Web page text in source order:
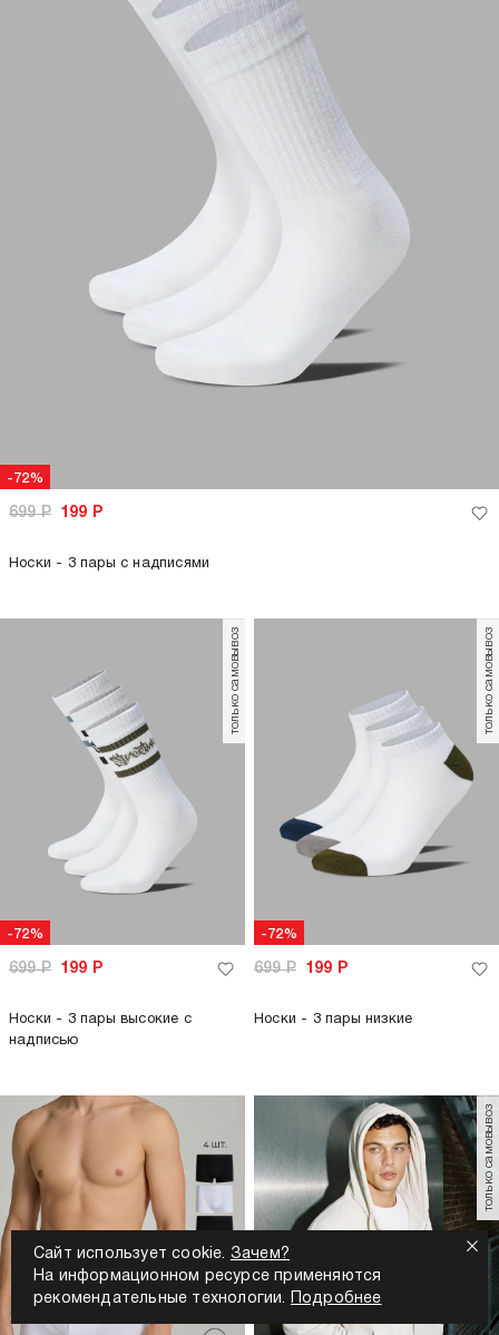
-72%
699Р 199 Р
Носки - 3 пары с надписями
-72%
только самовывоз
699Р 199 Р
Носки - 3 пары высокие с
надписью
-72%
только самовывоз
699Р 199 Р
Носки - 3 пары низкие
только самовывоз
Сайт использует cookie. Зачем?
На информационном ресурсе применяются
рекомендательные технологии.
Подробнее